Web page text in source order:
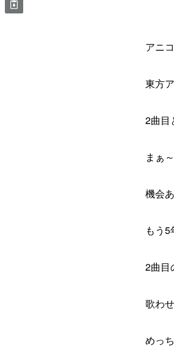
アニ
東方
2曲目
まぁ
機会
もう
2曲目
歌わ
めっ